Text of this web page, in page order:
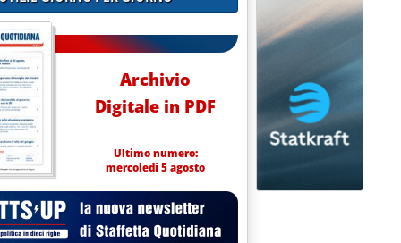
2000 alle 16.40.
Archivio
Digitale in PDF
Ultimo numero:
mercoledì 5 agosto